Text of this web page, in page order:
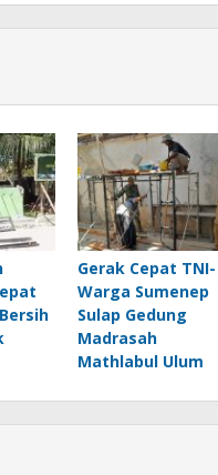
Gerak Cepat TNI-
Warga Sumenep
Sulap Gedung
Madrasah
Mathlabul Ulum